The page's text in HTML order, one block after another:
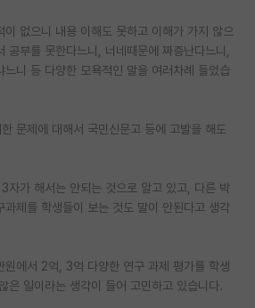
판
판
이 없으니 내용 이해도 못하고 이해가 가지 않으
공부를 못한다느니, 너네때문에 짜증난다느니,
느니 등 다양한 모욕적인 말을 여러차례 들었습
문제에 대해서 국민신문고 등에 고발을 해도
자가 해서는 안되는 것으로 알고 있고, 다른 박
과제를 학생들이 보는 것도 말이 안된다고 생각
원에서 2억, 3억 다양한 연구 과제 평가를 학생
은 일이라는 생각이 들어 고민하고 있습니다.